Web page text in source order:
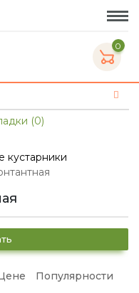
0
(0)
кустарники
Популярности